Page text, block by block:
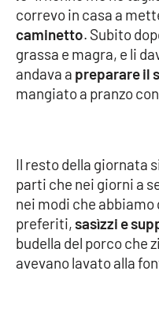
correvo in casa a
caminetto. Subito
grassa e magra, e li
andava a preparare il
mangiato a pranzo
Il resto della giornata
parti che nei giorni a
nei modi che
preferiti,sasìzzi e
budella del porco che
avevano lavato alla